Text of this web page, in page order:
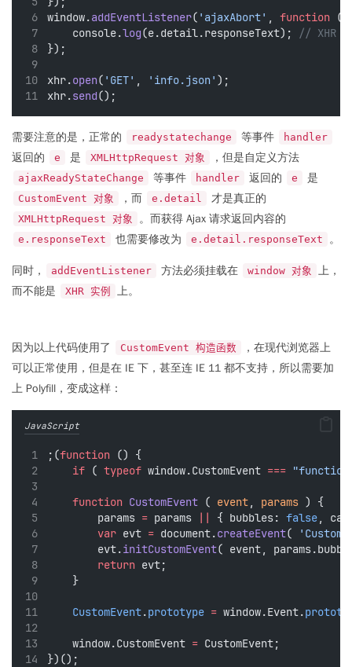
window.addEventListener( 'ajaxAbort' , function (
    console.
log(e.detail.responseText);
// XHR
});
xhr.open( 'GET' , 'info.json' );
xhr.send();
需要注意的是，正常的 readystatechange 等事件 handler
返回的 e 是 XMLHttpRequest 对象 ，但是自定义方法
ajaxReadyStateChange 等事件 handler 返回的 e 是
CustomEvent 对象 ，而 e.detail 才是真正的
XMLHttpRequest 对象 。而获得 Ajax 请求返回内容的
e.responseText 也需要修改为 e.detail.responseText 。
同时， addEventListener 方法必须挂载在 window 对象
上，
而不能是
XHR 实例 上。
因为以上代码使用了 CustomEvent 构造函数
，在现代浏览器上
可以正常使用，但是在 IE 下，甚至连 IE 11 都不支持，所以需要加
上 Polyfill，变成这样：
JavaScript
;(function () {
if ( typeof window.CustomEvent ===
function CustomEvent ( event, params ) {
        params
= params || { bubbles: false,
var evt = document.createEvent(
        evt.
initCustomEvent( event,
return evt;
    }
CustomEvent.prototype = window.Event.
    window.CustomEvent
= CustomEvent;
})();